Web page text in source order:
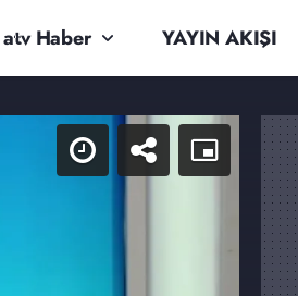
atv Haber YAYIN AKIŞI